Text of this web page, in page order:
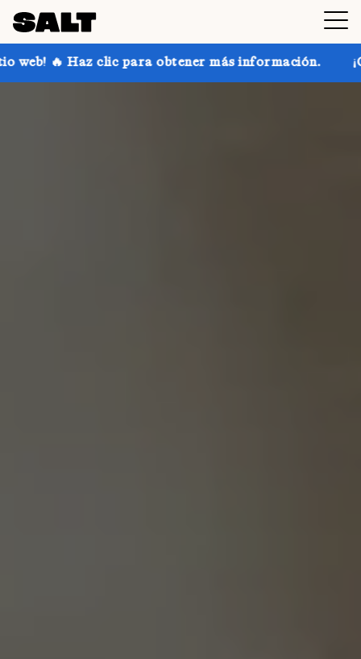
obtener más información. ¡Consigue hasta un